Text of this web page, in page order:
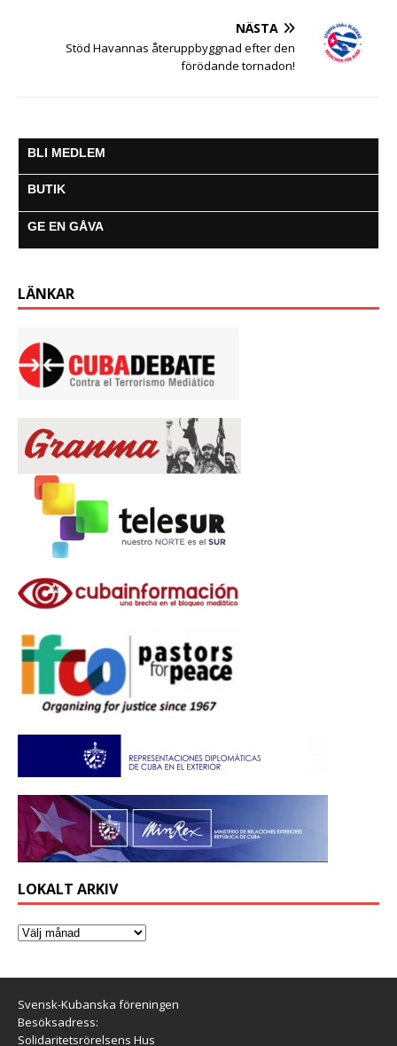
NÄSTA
Stöd Havannas återuppbyggnad efter den
förödande tornadon!
BLI MEDLEM
BUTIK
GE EN GÅVA
LÄNKAR
LOKALT ARKIV
Svensk-Kubanska föreningen
Besöksadress:
Solidaritetsrörelsens Hus